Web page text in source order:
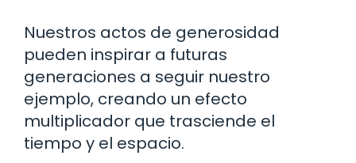
Nuestros actos de generosidad
pueden inspirar a futuras
generaciones a seguir nuestro
ejemplo, creando un efecto
multiplicador que trasciende el
tiempo y el espacio.